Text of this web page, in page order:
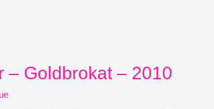
– Goldbrokat – 2010